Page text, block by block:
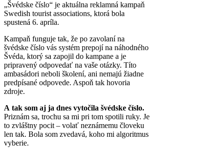
„Švédske číslo“ je aktuálna reklamná kampaň
Swedish tourist associations, ktorá bola
spustená 6. apríla.
Kampaň funguje tak, že po zavolaní na
švédske číslo vás systém prepojí na náhodného
Švéda, ktorý sa zapojil do kampane a je
pripravený odpovedať na vaše otázky. Títo
ambasádori neboli školení, ani nemajú žiadne
predpísané odpovede. Aspoň tak hovoria
zdroje.
A tak som aj ja dnes vytočila švédske číslo.
Priznám sa, trochu sa mi pri tom spotili ruky. Je
to zvláštny pocit – volať neznámemu človeku
len tak. Bola som zvedavá, koho mi algoritmus
vyberie.